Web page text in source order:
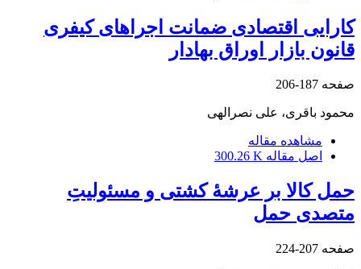
کارایی اقتصادی ضمانت اجراهای کیفری
قانون بازار اوراق بهادار
صفحه 187-206
محمود باقری، علی نصرالهی
مشاهده مقاله
اصل مقاله 300.26 K
حمل کالا بر عرشۀ کشتی و مسئولیتِ
متصدی حمل
صفحه 207-224